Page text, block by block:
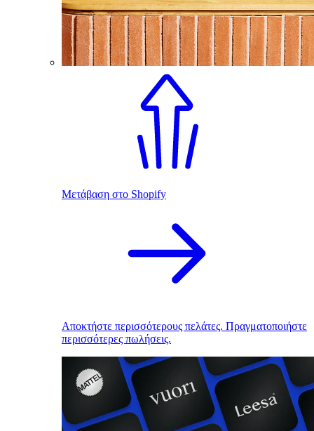
Μετάβαση στο Shopify
Αποκτήστε περισσότερους πελάτες. Πραγματοποιήστε
περισσότερες πωλήσεις.